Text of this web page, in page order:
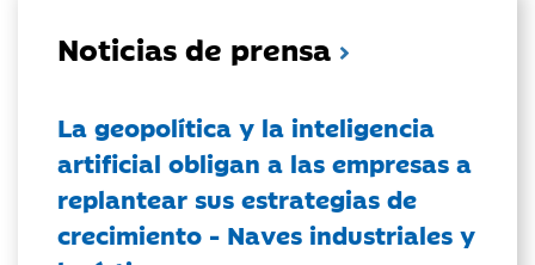
Noticias de prensa
La geopolítica y la inteligencia
artificial obligan a las empresas a
replantear sus estrategias de
crecimiento - Naves industriales y